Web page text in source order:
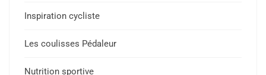
Inspiration cycliste
Les coulisses Pédaleur
Nutrition sportive